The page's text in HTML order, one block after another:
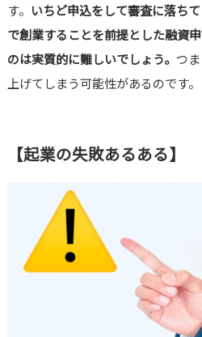
す。 いちど申込をして審査に落ち
で創業することを前提とした融資
のは実質的に難しいでしょう。 つ
上げてしまう可能性があるのです。
【起業の失敗あるある】